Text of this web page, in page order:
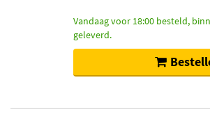
Vandaag voor 18:00 besteld,
geleverd.